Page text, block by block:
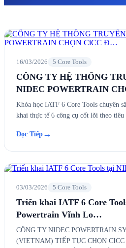
16/03/2026 5 Core Tools
CÔNG TY HỆ THỐNG
NIDEC POWERTRAIN
Khóa học IATF 6 Core Tools chuyên
khai thực tế 6 công cụ cốt lõi theo
Đọc Tiếp →
03/03/2026 5 Core Tools
Triển khai IATF 6 Core
Powertrain Vĩnh Lo…
CÔNG TY NIDEC POWERTRAIN
(VIETNAM) TIẾP TỤC CHỌN